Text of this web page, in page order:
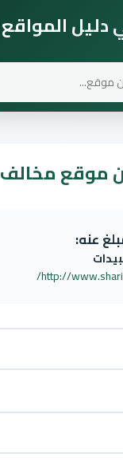
دليل المواقع
موقع مخالف
عنه:
http://